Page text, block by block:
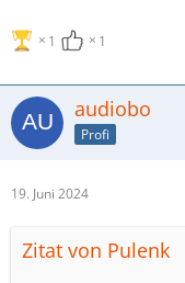
1 1
audiobo
Profi
19. Juni 2024
Zitat von Pulenk